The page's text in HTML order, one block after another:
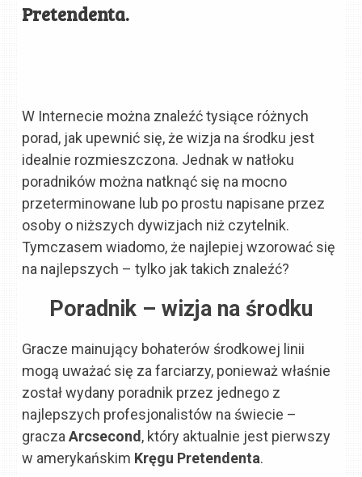
Pretendenta.
W Internecie można znaleźć tysiące różnych
porad, jak upewnić się, że wizja na środku jest
idealnie rozmieszczona. Jednak w natłoku
poradników można natknąć się na mocno
przeterminowane lub po prostu napisane przez
osoby o niższych dywizjach niż czytelnik.
Tymczasem wiadomo, że najlepiej wzorować się
na najlepszych – tylko jak takich znaleźć?
Poradnik – wizja na środku
Gracze mainujący bohaterów środkowej linii
mogą uważać się za farciarzy, ponieważ właśnie
został wydany poradnik przez jednego z
najlepszych profesjonalistów na świecie –
graczaArcsecond, który aktualnie jest pierwszy
w amerykańskim Kręgu Pretendenta.